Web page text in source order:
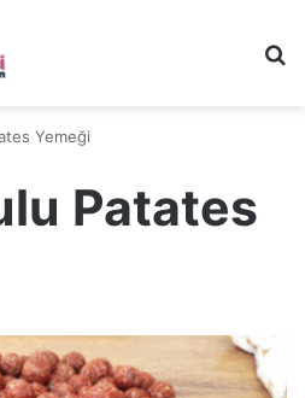
Yemeği
Patates